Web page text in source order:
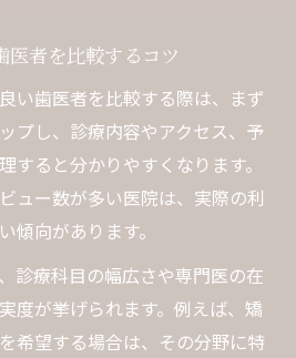
医者を比較するコツ
い歯医者を比較する際は、まず
プし、診療内容やアクセス、予
すると分かりやすくなります。
ュー数が多い医院は、実際の利
傾向があります。
診療科目の幅広さや専門医の在
度が挙げられます。例えば、矯
希望する場合は、その分野に特